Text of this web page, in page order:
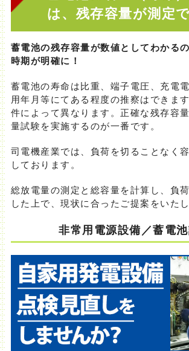
は、残存容量が測定
蓄電池の残存容量が数値としてわかる
時期が明確に！
蓄電池の寿命は比重、端子電圧、充電
用年月等にてある程度の推察はできま
件によって異なります。正確な残存容
量試験を実施するのが一番です。
司電機産業では、負荷を切ることなく
しております。
総放電量の測定と総容量を計算し、負
した上で、現状に合ったご提案をいたし
非常用電源設備／蓄電